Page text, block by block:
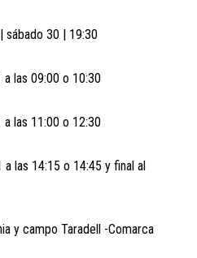
sábado 30 | 19:30
las 09:00 o 10:30
las 11:00 o 12:30
las 14:15 o 14:45 y final al
y campo Taradell -Comarca